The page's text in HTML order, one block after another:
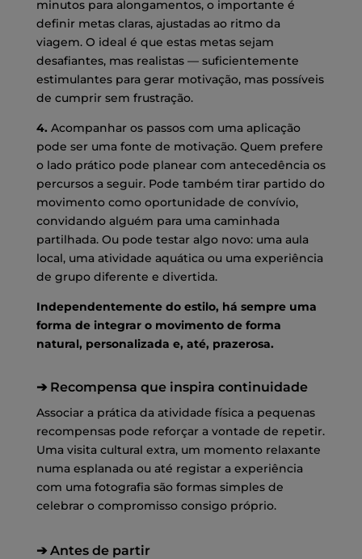
minutos para alongamentos, o importante é
definir metas claras, ajustadas ao ritmo da
viagem. O ideal é que estas metas sejam
desafiantes, mas realistas — suficientemente
estimulantes para gerar motivação, mas possíveis
de cumprir sem frustração.
4. Acompanhar os passos com uma aplicação
pode ser uma fonte de motivação. Quem prefere
o lado prático pode planear com antecedência os
percursos a seguir. Pode também tirar partido do
movimento como oportunidade de convívio,
convidando alguém para uma caminhada
partilhada. Ou pode testar algo novo: uma aula
local, uma atividade aquática ou uma experiência
de grupo diferente e divertida.
Independentemente do estilo, há sempre uma
forma de integrar o movimento de forma
natural, personalizada e, até, prazerosa.
➔ Recompensa que inspira continuidade
Associar a prática da atividade física a pequenas
recompensas pode reforçar a vontade de repetir.
Uma visita cultural extra, um momento relaxante
numa esplanada ou até registar a experiência
com uma fotografia são formas simples de
celebrar o compromisso consigo próprio.
➔ Antes de partir